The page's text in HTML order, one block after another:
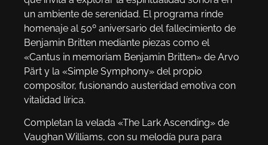
un ambiente de serenidad. El programa rinde
homenaje al 50º aniversario del fallecimiento de
Benjamin Britten mediante piezas como el
«Cantus in memoriam Benjamin Britten» de Arvo
Pärt y la «Simple Symphony» del propio
compositor, fusionando austeridad emotiva con
vitalidad lírica.
Completan la velada «The Lark Ascending» de
Vaughan Williams, con su melodía pura para